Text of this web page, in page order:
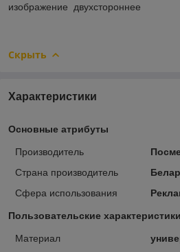
изображение двухстороннее
Скрыть
Характеристики
Основные атрибуты
Производитель
Страна производитель
Сфера использования
Пользовательские характеристики
Материал